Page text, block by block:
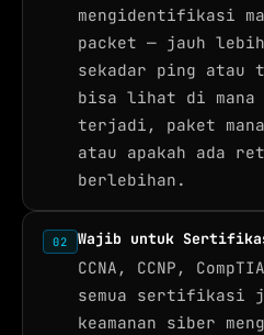
mengidentifikasi
packet — jauh
sekadar ping atau
bisa lihat di mana
terjadi, paket
atau apakah ada
berlebihan.
02 Wajib untuk
CCNA, CCNP,
semua sertifikasi
keamanan siber